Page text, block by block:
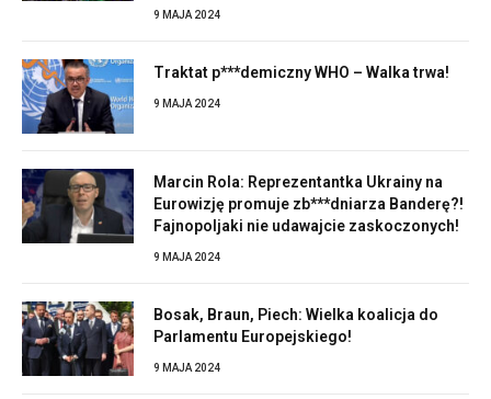
9 MAJA 2024
Traktat p***demiczny WHO – Walka trwa!
9 MAJA 2024
Marcin Rola: Reprezentantka Ukrainy na
Eurowizję promuje zb***dniarza Banderę?!
Fajnopoljaki nie udawajcie zaskoczonych!
9 MAJA 2024
Bosak, Braun, Piech: Wielka koalicja do
Parlamentu Europejskiego!
9 MAJA 2024